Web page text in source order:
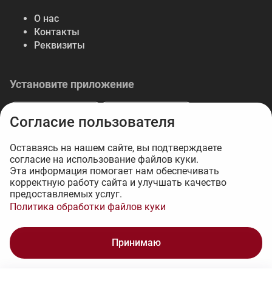
3 015 ₽
В корзину
О нас
Контакты
Реквизиты
Установите приложение
© 2026 Либерте — весь спектр отделочных
материалов.
Интернет-магазин на 1С-Битрикс - 34web
Согласие пользователя
Оставаясь на нашем сайте, вы подтверждаете
согласие на использование файлов куки.
Эта информация помогает нам обеспечивать
корректную работу сайта и улучшать качество
предоставляемых услуг.
Политика обработки файлов куки
Принимаю